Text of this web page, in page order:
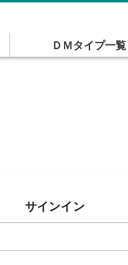
ＤＭタイプ一覧
サインイン